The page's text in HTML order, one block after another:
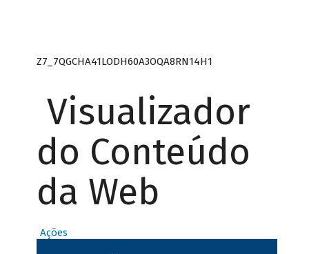
Z7_7QGCHA41LODH60A3OQA8RN14H1
Visualizador
do Conteúdo
da Web
Ações